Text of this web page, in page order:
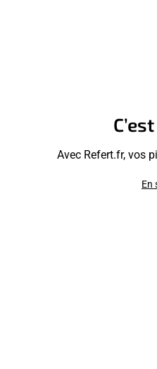
Avec Refert.fr, vos
En